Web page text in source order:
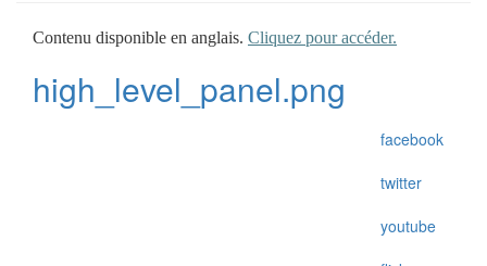
Contenu disponible en anglais. Cliquez pour accéder.
high_level_panel.png
facebook
twitter
youtube